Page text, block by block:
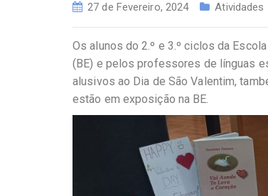
27 de Fevereiro, 2024 Atividades
Os alunos do 2.º e 3.º ciclos da
(BE) e pelos professores de línguas
alusivos ao Dia de São Valentim,
estão em exposição na BE.